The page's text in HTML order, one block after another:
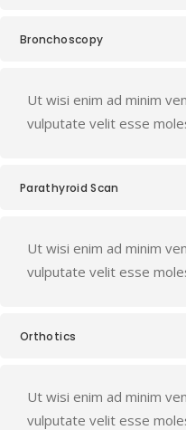
Bronchoscopy
Ut wisi enim ad minim
vulputate velit esse
Parathyroid Scan
Ut wisi enim ad minim
vulputate velit esse
Orthotics
Ut wisi enim ad minim
vulputate velit esse